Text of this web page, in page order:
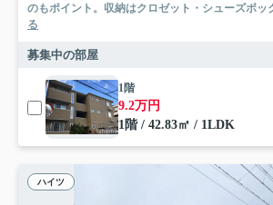
のもポイント。収納はクロゼット・シューズボッ
る
募集中の部屋
1階
9.2万円
1階 / 42.83㎡ / 1LDK
ハイツ